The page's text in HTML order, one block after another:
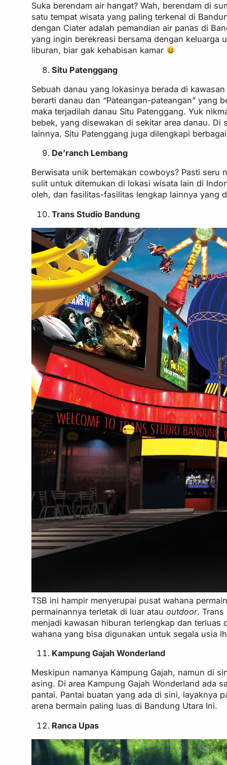
Suka berendam air hangat? Wah, berendam di
satu tempat wisata yang paling terkenal di
dengan Ciater adalah pemandian air panas di
yang ingin berekreasi bersama dengan keluarga
liburan, biar gak kehabisan kamar
Situ Patenggang
Sebuah danau yang lokasinya berada di
berarti danau dan “Pateangan-pateangan” yang
maka terjadilah danau Situ Patenggang. Yuk
bebek, yang disewakan di sekitar area danau.
lainnya. Situ Patenggang juga dilengkapi
De’ranch Lembang
Berwisata unik bertemakan cowboys? Pasti seru
sulit untuk ditemukan di lokasi wisata lain di
oleh, dan fasilitas-fasilitas lengkap lainnya yang
Trans Studio Bandung
TSB ini hampir menyerupai pusat wahana
permainannya terletak di luar atauoutdoor. Trans
menjadi kawasan hiburan terlengkap dan
wahana yang bisa digunakan untuk segala usia
Kampung Gajah Wonderland
Meskipun namanya Kampung Gajah, namun di
asing. Di area Kampung Gajah Wonderland ada
pantai. Pantai buatan yang ada di sini, layaknya
arena bermain paling luas di Bandung Utara Ini.
Ranca Upas